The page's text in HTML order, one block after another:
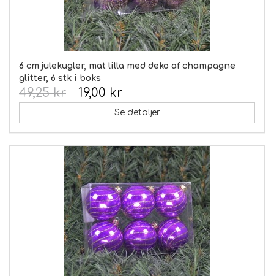
6 cm julekugler, mat lilla med deko af champagne
glitter, 6 stk i boks
19,00 kr
49,25 kr
Se detaljer